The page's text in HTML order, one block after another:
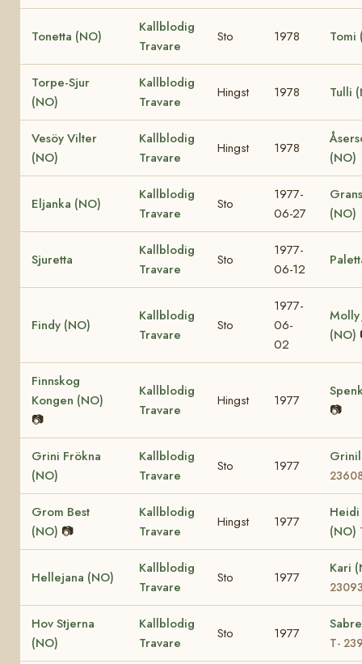
Tonetta (NO)
Kallblodig
Travare
Sto 1978 Tomi
Torpe-Sjur
(NO)
Kallblodig
Travare
Hingst 1978 Tulli
Vesöy Vilter
(NO)
Kallblodig
Travare
Hingst 1978
(NO)
Eljanka (NO)
Kallblodig
Travare
Sto
1977-
06-27
(NO)
Sjuretta
Kallblodig
Travare
Sto
1977-
06-12
Findy (NO)
Kallblodig
Travare
Sto
1977-
06-
02
Molly
(NO)
Finnskog
Kongen (NO)
📷
Kallblodig
Travare
Hingst 1977
📷
Grini Frökna
(NO)
Kallblodig
Travare
Sto 1977
Grom Best
(NO) 📷
Kallblodig
Travare
Hingst 1977
Heidi
(NO)
Hellejana (NO)
Kallblodig
Travare
Sto 1977
Kari
Hov Stjerna
(NO)
Kallblodig
Travare
Sto 1977
T-